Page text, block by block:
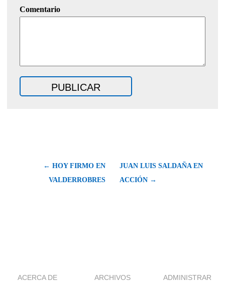
Comentario
← HOY FIRMO EN
VALDERROBRES
JUAN LUIS SALDAÑA EN
ACCIÓN →
ACERCA DE ARCHIVOS ADMINISTRAR